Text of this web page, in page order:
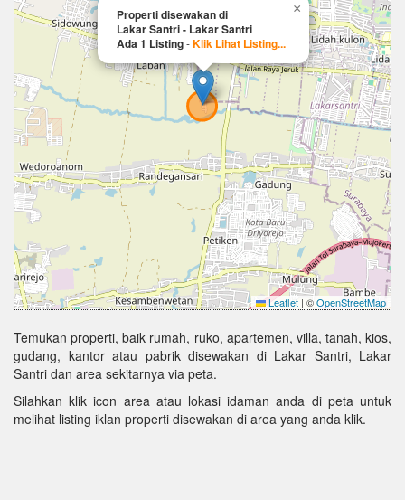
Properti disewakan di
Lakar Santri - Lakar Santri
Ada 1 Listing-Klik Lihat Listing...
×
Leaflet | ©OpenStreetMap
Temukan properti, baik rumah, ruko, apartemen, villa, tanah, kios,
gudang, kantor atau pabrik disewakan di Lakar Santri, Lakar
Santri dan area sekitarnya via peta.
Silahkan klik icon area atau lokasi idaman anda di peta untuk
melihat listing iklan properti disewakan di area yang anda klik.